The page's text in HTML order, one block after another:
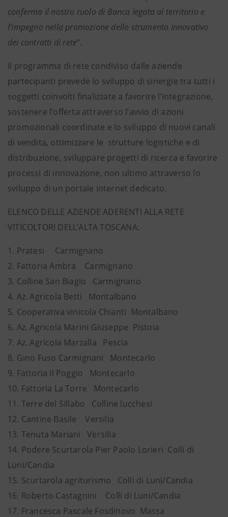
conferma il nostro ruolo di Banca legata al territorio e
l’impegno nella promozione dello strumento innovativo
dei contratti di rete”.
Il programma di rete condiviso dalle aziende
partecipanti prevede lo sviluppo di sinergie tra tutti i
soggetti coinvolti finalizzate a favorire l’integrazione,
sostenere l’offerta attraverso l’avvio di azioni
promozionali coordinate e lo sviluppo di nuovi canali
di vendita, ottimizzare le strutture logistiche e di
distribuzione, sviluppare progetti di ricerca e favorire
processi di innovazione, non ultimo attraverso lo
sviluppo di un portale internet dedicato.
ELENCO DELLE AZIENDE ADERENTI ALLA RETE
VITICOLTORI DELL’ALTA TOSCANA:
1. Pratesi Carmignano
2. Fattoria Ambra Carmignano
3. Colline San Biagio Carmignano
4. Az. Agricola Betti Montalbano
5. Cooperativa vinicola Chianti Montalbano
6. Az. Agricola Marini Giuseppe Pistoia
7. Az. Agricola Marzalla Pescia
8. Gino Fuso Carmignani Montecarlo
9. Fattoria Il Poggio Montecarlo
10. Fattoria La Torre Montecarlo
11. Terre del Sillabo Colline lucchesi
12. Cantine Basile Versilia
13. Tenuta Mariani Versilia
14. Podere Scurtarola Pier Paolo Lorieri Colli di
Luni/Candia
15. Scurtarola agriturismo Colli di Luni/Candia
16. Roberto Castagnini Colli di Luni/Candia
17. Francesca Pascale Fosdinovo Massa